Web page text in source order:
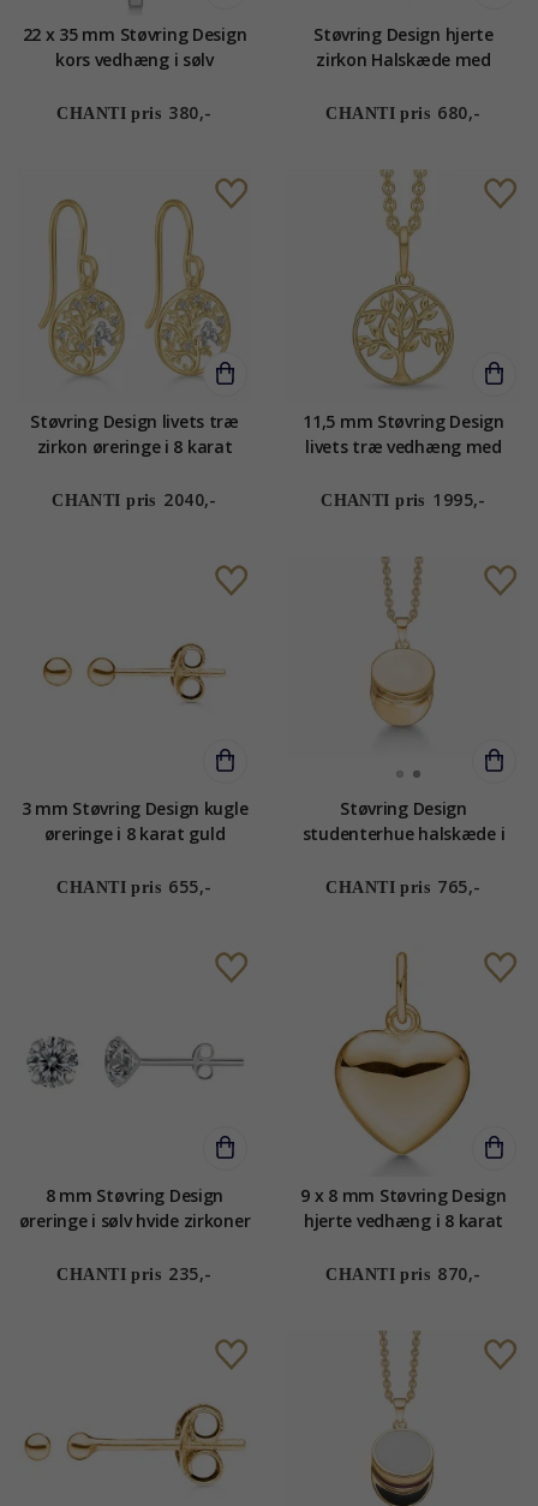
22 x 35 mm Støvring Design
kors vedhæng i sølv
CHANTI pris 380,-
Støvring Design hjerte
zirkon Halskæde med
hvid zirkon
CHANTI pris 680,-
Støvring Design livets træ
zirkon øreringe i 8 karat
CHANTI pris 2040,-
11,5 mm Støvring Design
livets træ vedhæng med
med forgyldt sølvhalskæde
CHANTI pris 1995,-
3 mm Støvring Design kugle
øreringe i 8 karat guld
CHANTI pris 655,-
Støvring Design
studenterhue halskæde i
CHANTI pris 765,-
8 mm Støvring Design
øreringe i sølv hvide zirkoner
CHANTI pris 235,-
9 x 8 mm Støvring Design
hjerte vedhæng i 8 karat
CHANTI pris 870,-